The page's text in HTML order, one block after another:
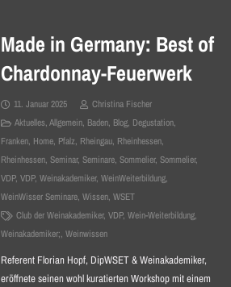
Made in Germany: Best of
Chardonnay-Feuerwerk
11. Januar 2025
Christina Fischer
Aktuelles,Allgemein, Baden, Blog, Degustation,
Franken, Home, Pfalz, Rheingau, Rheinhessen,
Rheinhessen, Seminar, Seminare, Sommelier, Sommelier,
VDP, VDP, Weinakademiker, WeinWeiterbildung,
WeinWisser Seminare, Wissen, WSET
Club der Weinakademiker,VDP,Wein-Weiterbildung,
Weinakademiker;, Weinwissen
Referent Florian Hopf, DipWSET & Weinakademiker,
eröffnete seinen wohl kuratierten Workshop mit einem